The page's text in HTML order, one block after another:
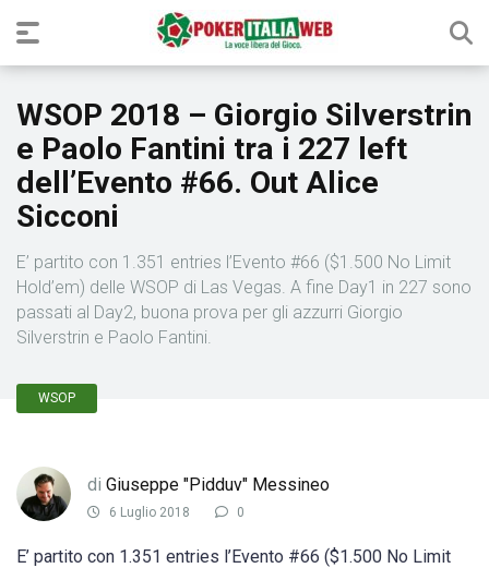
WSOP 2018 – Giorgio Silverstrin
e Paolo Fantini tra i 227 left
dell’Evento #66. Out Alice
Sicconi
E’ partito con 1.351 entries l’Evento #66 ($1.500 No Limit
Hold’em) delle WSOP di Las Vegas. A fine Day1 in 227 sono
passati al Day2, buona prova per gli azzurri Giorgio
Silverstrin e Paolo Fantini.
WSOP
di Giuseppe "Pidduv" Messineo
6 Luglio 2018 0
E’ partito con 1.351 entries l’Evento #66 ($1.500 No Limit